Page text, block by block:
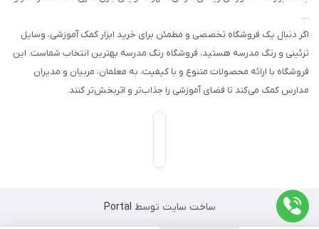
…
اگر دنبال یک فروشگاه تخصصی و مطمئن برای خرید ابزار کمک آموزشی، وسایل
تزئینی و رنگ مدرسه هستید، فروشگاه رنگ مدرسه بهترین انتخاب شماست. این
فروشگاه با ارائه محصولات متنوع و با کیفیت، به معلمان، مربیان و مدیران
مدارس کمک می‌کند تا فضای آموزشی را جذاب‌تر و اثربخش‌تر کنند.
ساخت سایت توسط Portal